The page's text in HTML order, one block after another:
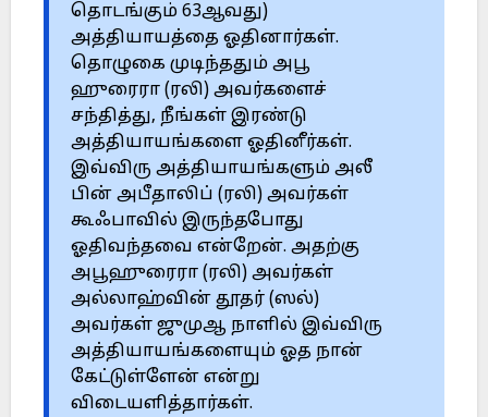
தொடங்கும் 63ஆவது)
அத்தியாயத்தை ஓதினார்கள்.
தொழுகை முடிந்ததும் அபூ
ஹுரைரா (ரலி) அவர்களைச்
சந்தித்து, நீங்கள் இரண்டு
அத்தியாயங்களை ஓதினீர்கள்.
இவ்விரு அத்தியாயங்களும் அலீ
பின் அபீதாலிப் (ரலி) அவர்கள்
கூஃபாவில் இருந்தபோது
ஓதிவந்தவை என்றேன். அதற்கு
அபூஹுரைரா (ரலி) அவர்கள்
அல்லாஹ்வின் தூதர் (ஸல்)
அவர்கள் ஜுமுஆ நாளில் இவ்விரு
அத்தியாயங்களையும் ஓத நான்
கேட்டுள்ளேன் என்று
விடையளித்தார்கள்.